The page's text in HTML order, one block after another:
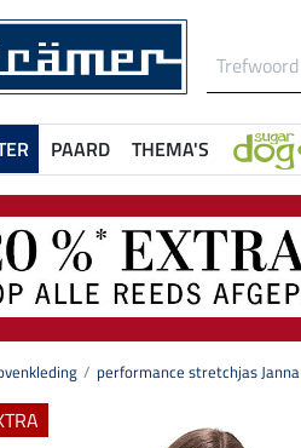
PAARD THEMA'S
performance stretchjas Janna